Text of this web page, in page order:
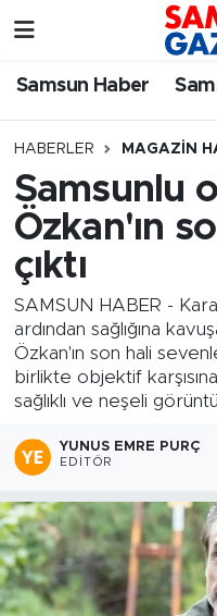
Samsun Haber
HABERLER MAGAZIN
Samsunlu
Özkan'ın
çıktı
SAMSUN HABER -
ardından sağlığına
Özkan'ın son hali
birlikte objektif
sağlıklı ve neşeli
YUNUS EMRE PURÇ
EDITÖR
Samsun Haber
Samsun Rehberi
Resmi İlanlar
Samsun Nöbetçi
Samsun Hava
SAMSUN
Samsun Trafik
Süper Lig Puan
Tüm Manşetler
Son Dakika
Haber Arşivi